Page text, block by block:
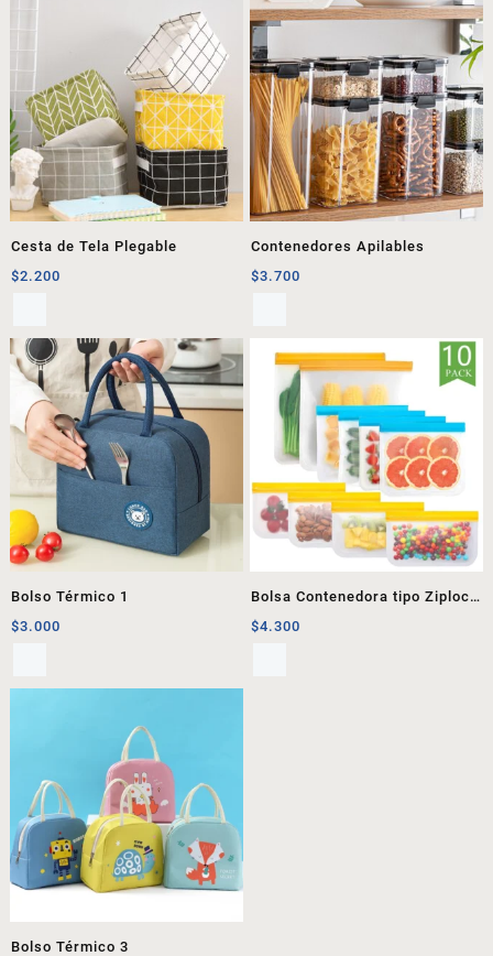
Cesta de Tela Plegable
$2.200
Contenedores Apilables
$3.700
Bolso Térmico 1
$3.000
Bolsa Contenedora tipo Ziploc
1
$4.300
Bolso Térmico 3